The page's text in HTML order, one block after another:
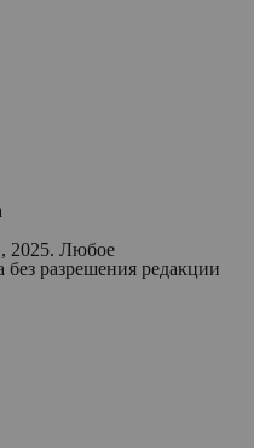
Любое
без разрешения редакции